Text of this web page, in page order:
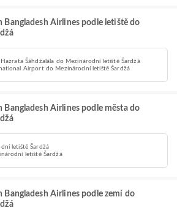
Bangladesh Airlines podle letiště do
Šáhdžalála do Mezinárodní letiště Šardžá
Airport do Mezinárodní letiště Šardžá
Bangladesh Airlines podle města do
letiště Šardžá
letiště Šardžá
Bangladesh Airlines podle zemí do